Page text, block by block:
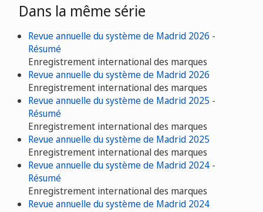
Dans la même série
Revue annuelle du système de Madrid 2026 -
Résumé
Enregistrement international des marques
Revue annuelle du système de Madrid 2026
Enregistrement international des marques
Revue annuelle du système de Madrid 2025 -
Résumé
Enregistrement international des marques
Revue annuelle du système de Madrid 2025
Enregistrement international des marques
Revue annuelle du système de Madrid 2024 -
Résumé
Enregistrement international des marques
Revue annuelle du système de Madrid 2024